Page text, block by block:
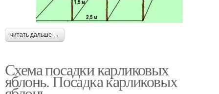
читать дальше →
Схема посадки карликовых
яблонь. Посадка карликовых